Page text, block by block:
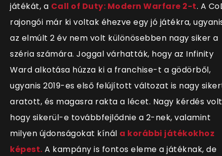
játékát, a Call of Duty: Modern Warfare 2-t. A
rajongói már ki voltak éhezve egy jó játékra,
az elmúlt 2 év nem volt különösebben nagy siker a
széria számára. Joggal várhatták, hogy az Infinity
Ward alkotása húzza ki a franchise-t a gödörből,
ugyanis 2019-es első felújított változat is nagy
aratott, és magasra rakta a lécet. Nagy kérdés
hogy sikerül-e továbbfejlődnie a 2-nek, valamint
milyen újdonságokat kínál a korábbi játékokhoz
képest. A kampány is fontos eleme a játéknak, de